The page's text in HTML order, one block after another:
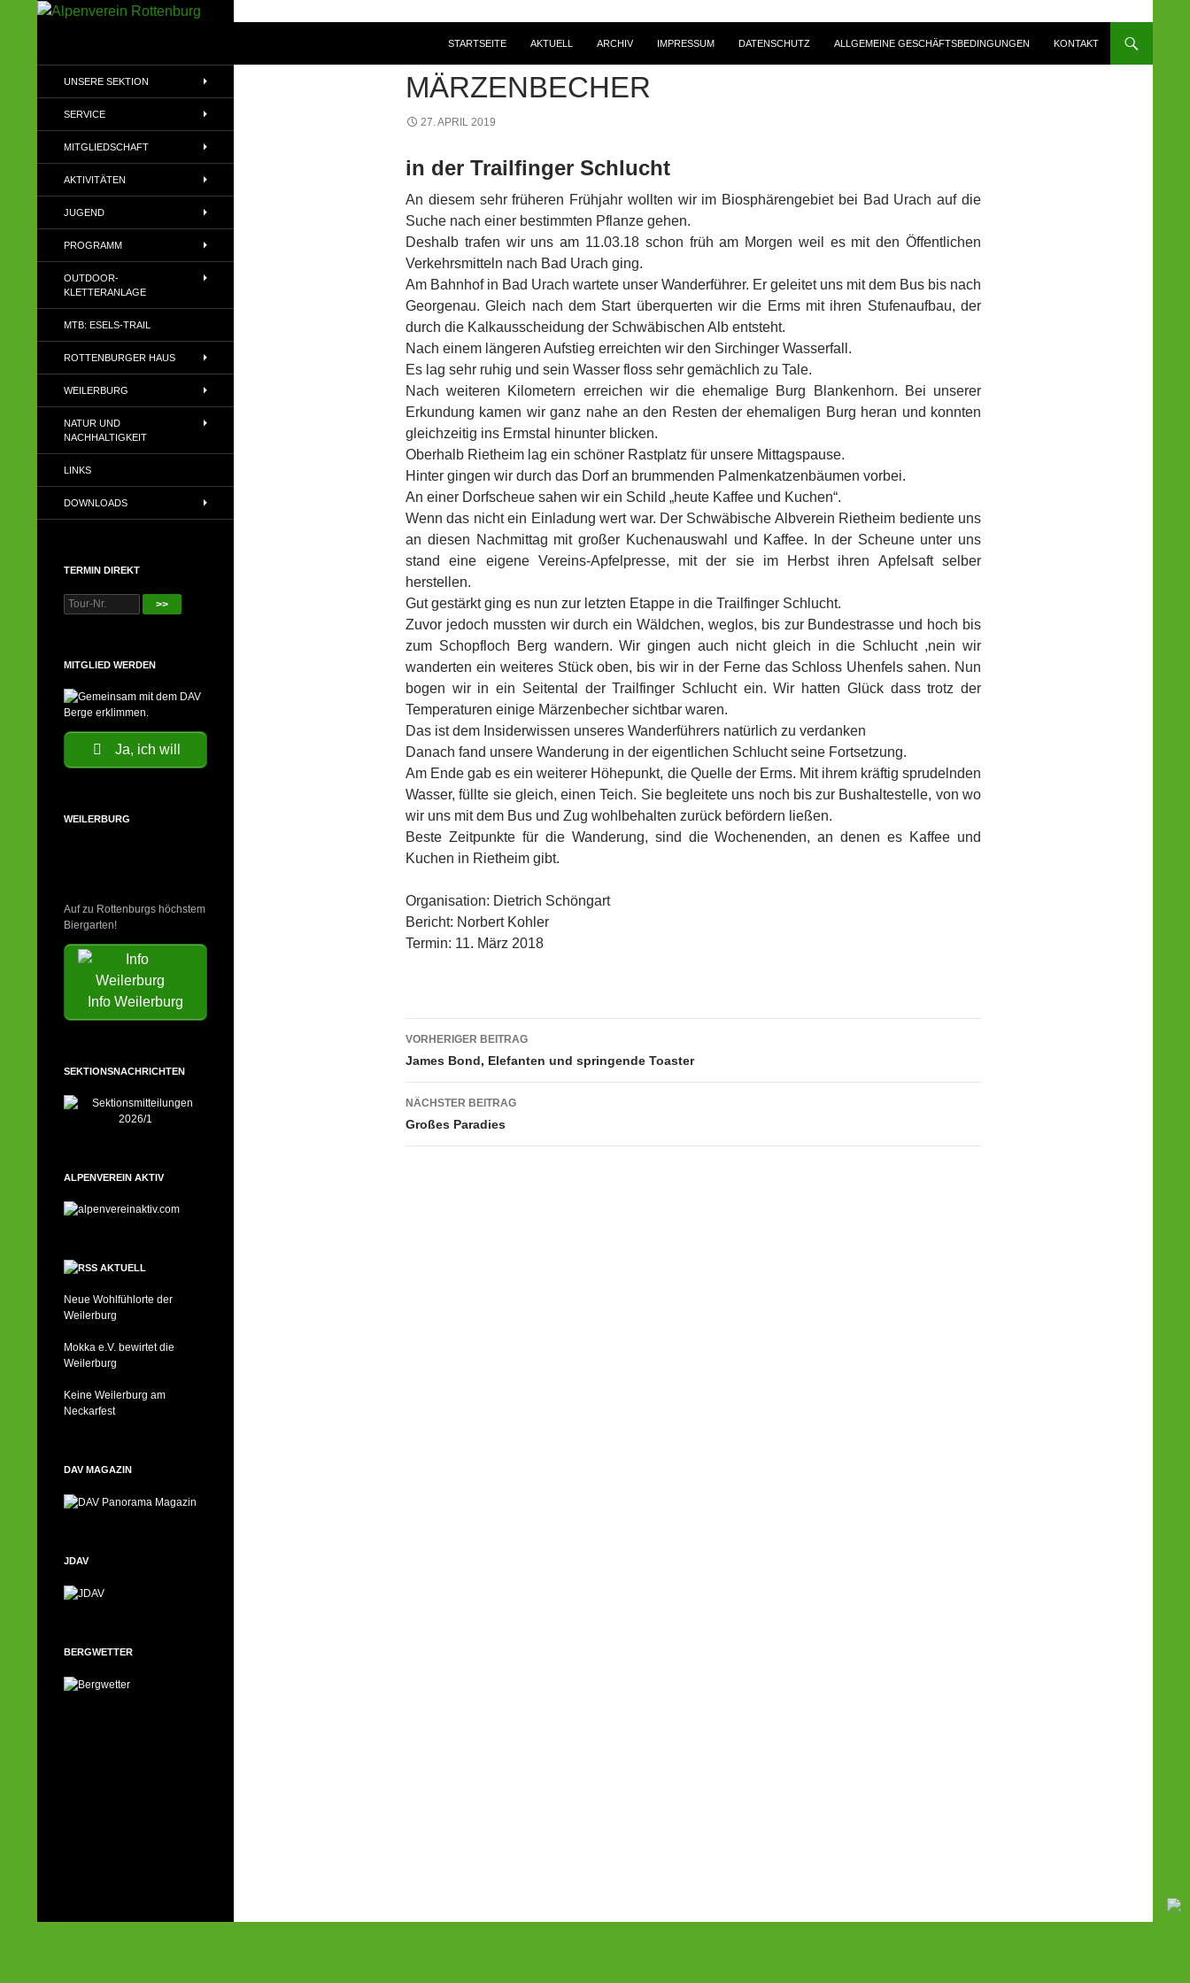
STARTSEITE AKTUELL ARCHIV IMPRESSUM DATENSCHUTZ ALLGEMEINE GESCHÄFTSBEDINGUNGEN KONTAKT
MÄRZENBECHER
27. APRIL 2019
in der Trailfinger Schlucht
An diesem sehr früheren Frühjahr wollten wir im Biosphärengebiet bei Bad Urach auf die
Suche nach einer bestimmten Pflanze gehen.
Deshalb trafen wir uns am 11.03.18 schon früh am Morgen weil es mit den Öffentlichen
Verkehrsmitteln nach Bad Urach ging.
Am Bahnhof in Bad Urach wartete unser Wanderführer. Er geleitet uns mit dem Bus bis nach
Georgenau. Gleich nach dem Start überquerten wir die Erms mit ihren Stufenaufbau, der
durch die Kalkausscheidung der Schwäbischen Alb entsteht.
Nach einem längeren Aufstieg erreichten wir den Sirchinger Wasserfall.
Es lag sehr ruhig und sein Wasser floss sehr gemächlich zu Tale.
Nach weiteren Kilometern erreichen wir die ehemalige Burg Blankenhorn. Bei unserer
Erkundung kamen wir ganz nahe an den Resten der ehemaligen Burg heran und konnten
gleichzeitig ins Ermstal hinunter blicken.
Oberhalb Rietheim lag ein schöner Rastplatz für unsere Mittagspause.
Hinter gingen wir durch das Dorf an brummenden Palmenkatzenbäumen vorbei.
An einer Dorfscheue sahen wir ein Schild „heute Kaffee und Kuchen“.
Wenn das nicht ein Einladung wert war. Der Schwäbische Albverein Rietheim bediente uns
an diesen Nachmittag mit großer Kuchenauswahl und Kaffee. In der Scheune unter uns
stand eine eigene Vereins-Apfelpresse, mit der sie im Herbst ihren Apfelsaft selber
herstellen.
Gut gestärkt ging es nun zur letzten Etappe in die Trailfinger Schlucht.
Zuvor jedoch mussten wir durch ein Wäldchen, weglos, bis zur Bundestrasse und hoch bis
zum Schopfloch Berg wandern. Wir gingen auch nicht gleich in die Schlucht ,nein wir
wanderten ein weiteres Stück oben, bis wir in der Ferne das Schloss Uhenfels sahen. Nun
bogen wir in ein Seitental der Trailfinger Schlucht ein. Wir hatten Glück dass trotz der
Temperaturen einige Märzenbecher sichtbar waren.
Das ist dem Insiderwissen unseres Wanderführers natürlich zu verdanken
Danach fand unsere Wanderung in der eigentlichen Schlucht seine Fortsetzung.
Am Ende gab es ein weiterer Höhepunkt, die Quelle der Erms. Mit ihrem kräftig sprudelnden
Wasser, füllte sie gleich, einen Teich. Sie begleitete uns noch bis zur Bushaltestelle, von wo
wir uns mit dem Bus und Zug wohlbehalten zurück befördern ließen.
Beste Zeitpunkte für die Wanderung, sind die Wochenenden, an denen es Kaffee und
Kuchen in Rietheim gibt.
Organisation: Dietrich Schöngart
Bericht: Norbert Kohler
Termin: 11. März 2018
Beitragsnavigation
VORHERIGER BEITRAG
James Bond, Elefanten und springende Toaster
NÄCHSTER BEITRAG
Großes Paradies
Alpenvereins (DAV) e.V
UNSERE SEKTION
SERVICE
MITGLIEDSCHAFT
AKTIVITÄTEN
JUGEND
PROGRAMM
OUTDOOR-
KLETTERANLAGE
MTB: ESELS-TRAIL
ROTTENBURGER HAUS
WEILERBURG
NATUR UND
NACHHALTIGKEIT
LINKS
DOWNLOADS
TERMIN DIREKT
>>
MITGLIED WERDEN
Ja, ich will
WEILERBURG
Auf zu Rottenburgs höchstem
Biergarten!
Info Weilerburg
SEKTIONSNACHRICHTEN
ALPENVEREIN AKTIV
AKTUELL
Neue Wohlfühlorte der
Weilerburg
Mokka e.V. bewirtet die
Weilerburg
Keine Weilerburg am
Neckarfest
DAV MAGAZIN
JDAV
BERGWETTER